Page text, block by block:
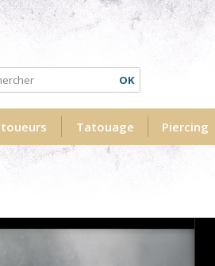
de recherche Recherche
Tatouage Piercing